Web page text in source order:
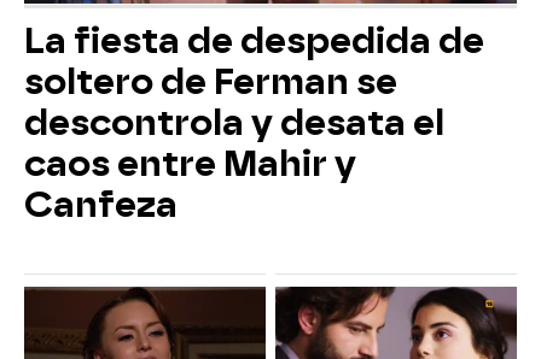
La fiesta de despedida de
soltero de Ferman se
descontrola y desata el
caos entre Mahir y
Canfeza